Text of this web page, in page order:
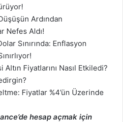
Ardından
Nefes Aldı!
Sınırında: Enflasyon
Fiyatlarını Nasıl Etkiledi?
Fiyatlar %4’ün Üzerinde
hesap açmak için